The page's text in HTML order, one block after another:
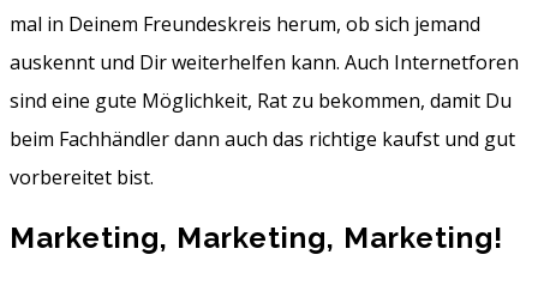
mal in Deinem Freundeskreis herum, ob sich jemand
auskennt und Dir weiterhelfen kann. Auch Internetforen
sind eine gute Möglichkeit, Rat zu bekommen, damit Du
beim Fachhändler dann auch das richtige kaufst und gut
vorbereitet bist.
Marketing, Marketing, Marketing!